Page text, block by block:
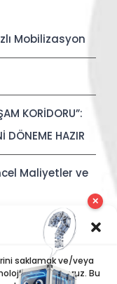
saklamak ve/veya
kullanıyoruz. Bu
Mobilizasyon
KORİDORU”:
DÖNEME HAZIR
Maliyetler ve
ve Hızlı İnşa
✕